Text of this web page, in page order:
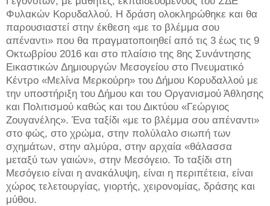
Φυλακών Κορυδαλλού. Η δράση ολοκληρώθηκε και θα
παρουσιαστεί στην έκθεση «με το βλέμμα σου
απέναντι» που θα πραγματοποιηθεί από τις 3 έως τις 9
Οκτωβρίου 2016 και στο πλαίσιο της 8ης Συνάντησης
Εικαστικών Δημιουργών Μεσογείου στο Πνευματικό
Κέντρο «Μελίνα Μερκούρη» του Δήμου Κορυδαλλού με
την υποστήριξη του Δήμου και του Οργανισμού Άθλησης
και Πολιτισμού καθώς και του Δικτύου «Γεώργιος
Ζουγανέλης». Ένα ταξίδι «με το βλέμμα σου απέναντι»
στο φώς, στο χρώμα, στην πολύλαλο σιωπή των
σχημάτων, στην αλμύρα, στην αρχαία «θάλασσα
μεταξύ των γαιών», στην Μεσόγειο. Το ταξίδι στη
Μεσόγειο είναι η ανακάλυψη, είναι η περιπέτεια, είναι
χώρος τελετουργίας, γιορτής, χειρονομίας, δράσης και
μύθου.